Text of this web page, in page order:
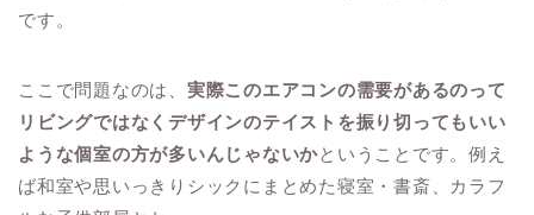
です。
ここで問題なのは、 実際このエアコンの需要があるのって
リビングではなくデザインのテイストを振り切ってもいい
ような個室の方が多いんじゃないかということです。例え
ば和室や思いっきりシックにまとめた寝室・書斎、カラフ